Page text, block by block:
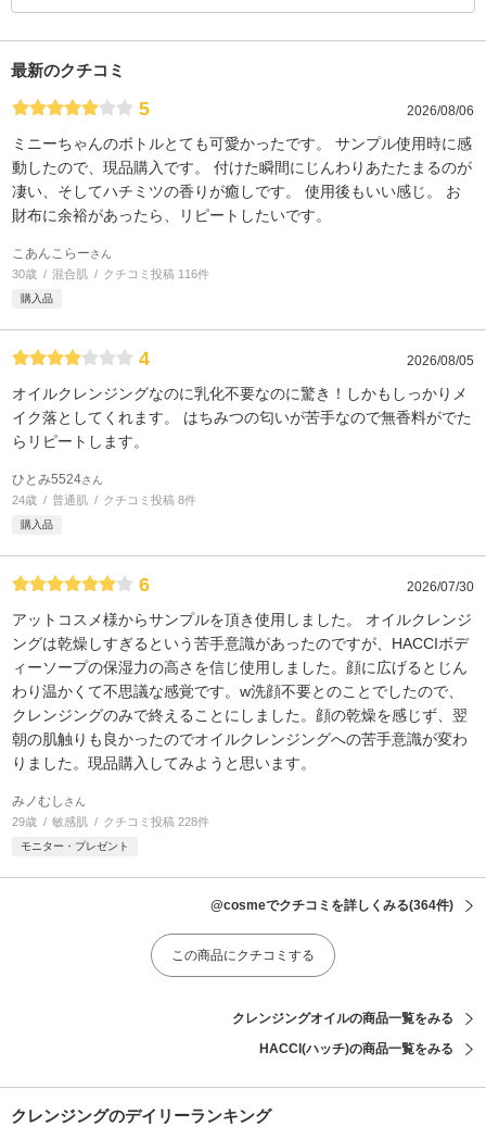
最新のクチコミ
5 2026/08/06
ミニーちゃんのボトルとても可愛かったです。 サンプル使用時に感
動したので、現品購入です。 付けた瞬間にじんわりあたたまるのが
凄い、そしてハチミツの香りが癒しです。 使用後もいい感じ。 お
財布に余裕があったら、リピートしたいです。
こあんこらーさん
30歳 混合肌 クチコミ投稿 116件
購入品
4 2026/08/05
オイルクレンジングなのに乳化不要なのに驚き！しかもしっかりメ
イク落としてくれます。 はちみつの匂いが苦手なので無香料がでた
らリピートします。
ひとみ5524さん
24歳 普通肌 クチコミ投稿 8件
購入品
6 2026/07/30
アットコスメ様からサンプルを頂き使用しました。 オイルクレンジ
ングは乾燥しすぎるという苦手意識があったのですが、HACCIボデ
ィーソープの保湿力の高さを信じ使用しました。顔に広げるとじん
わり温かくて不思議な感覚です。w洗顔不要とのことでしたので、
クレンジングのみで終えることにしました。顔の乾燥を感じず、翌
朝の肌触りも良かったのでオイルクレンジングへの苦手意識が変わ
りました。現品購入してみようと思います。
みノむし さん
29歳 敏感肌 クチコミ投稿 228件
モニター・プレゼント
@cosmeでクチコミを詳しくみる(364件)
この商品にクチコミする
クレンジングオイルの商品一覧をみる
HACCI(ハッチ)の商品一覧をみる
クレンジングのデイリーランキング